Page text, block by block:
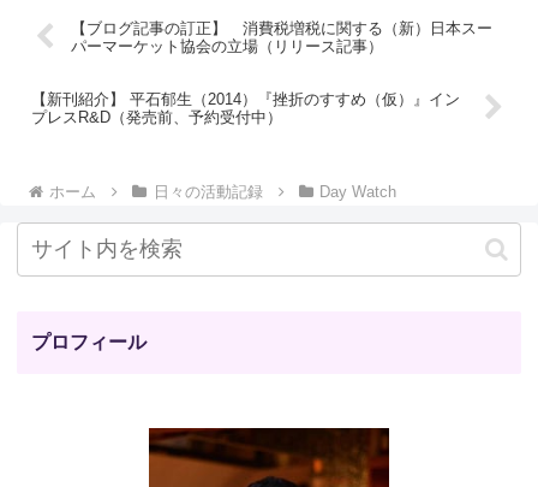
【ブログ記事の訂正】 消費税増税に関する（新）日本スー
パーマーケット協会の立場（リリース記事）
【新刊紹介】 平石郁生（2014）『挫折のすすめ（仮）』イン
プレスR&D（発売前、予約受付中）
ホーム 日々の活動記録 Day Watch
プロフィール